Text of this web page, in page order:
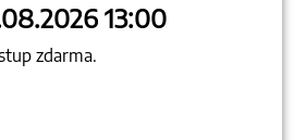
13:00
zdarma.